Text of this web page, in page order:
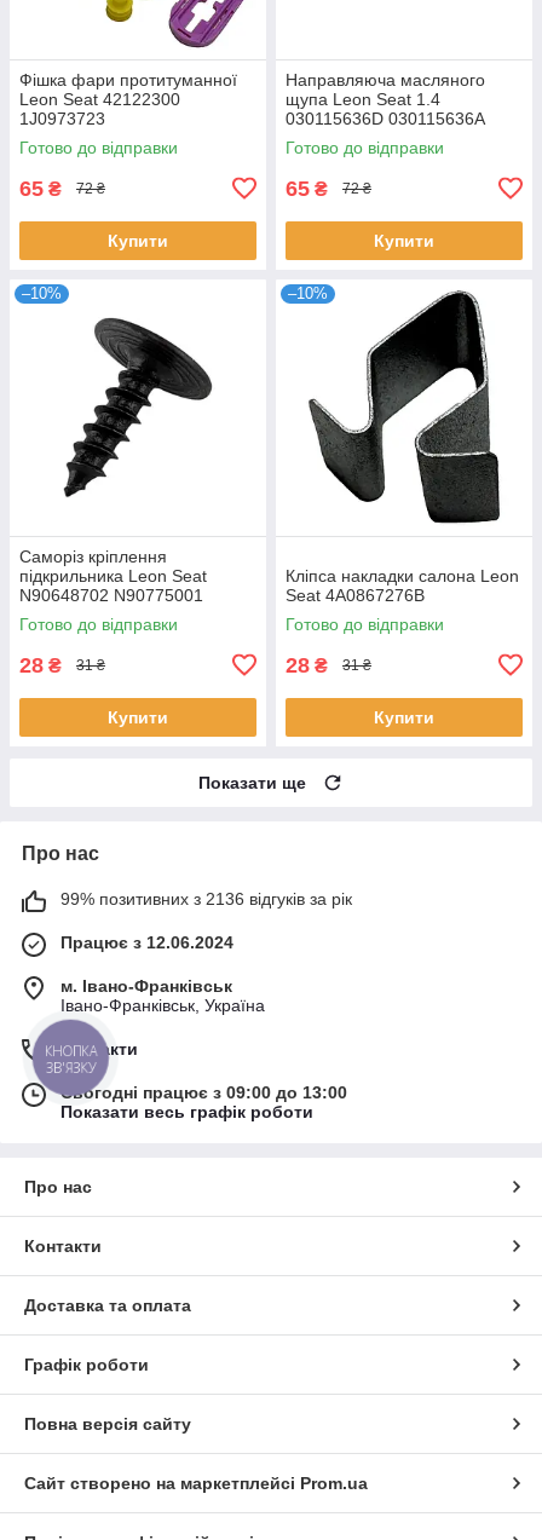
Фішка фари протитуманної
Leon Seat 42122300
1J0973723
Готово до відправки
65 ₴ 72 ₴
Купити
Направляюча масляного
щупа Leon Seat 1.4
030115636D 030115636A
Готово до відправки
65 ₴ 72 ₴
Купити
–10%
Саморіз кріплення
підкрильника Leon Seat
N90648702 N90775001
Готово до відправки
28 ₴ 31 ₴
Купити
–10%
Кліпса накладки салона Leon
Seat 4A0867276B
Готово до відправки
28 ₴ 31 ₴
Купити
Показати ще
Про нас
99% позитивних з 2136 відгуків за рік
Працює з 12.06.2024
м. Івано-Франківськ
Івано-Франківськ, Україна
Контакти
Сьогодні працює з 09:00 до 13:00
Показати весь графік роботи
Про нас
Контакти
Доставка та оплата
Графік роботи
Повна версія сайту
Сайт створено на маркетплейсі Prom.ua
КНОПКА
ЗВ'ЯЗКУ